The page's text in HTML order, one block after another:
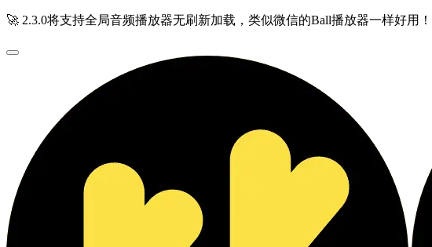
🚀 2.3.0将支持全局音频播放器无刷新加载，类似微信的Ball播放器一样好用！